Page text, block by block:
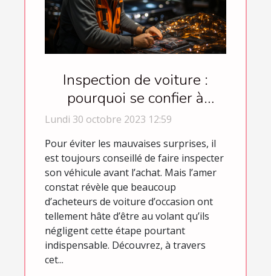
Inspection de voiture :
pourquoi se confier à
Trustoo ?
Lundi 30 octobre 2023 12:59
Pour éviter les mauvaises surprises, il
est toujours conseillé de faire inspecter
son véhicule avant l’achat. Mais l’amer
constat révèle que beaucoup
d’acheteurs de voiture d’occasion ont
tellement hâte d’être au volant qu’ils
négligent cette étape pourtant
indispensable. Découvrez, à travers
cet...